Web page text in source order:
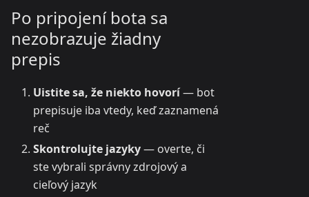
Po pripojení bota sa
nezobrazuje žiadny
prepis
Uistite sa, že niekto hovorí— bot
prepisuje iba vtedy, keď zaznamená
reč
Skontrolujte jazyky— overte, či
ste vybrali správny zdrojový a
cieľový jazyk